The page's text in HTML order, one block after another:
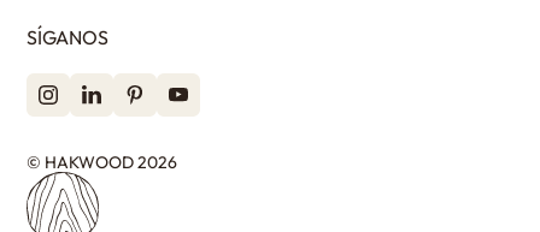
SÍGANOS
© HAKWOOD 2026